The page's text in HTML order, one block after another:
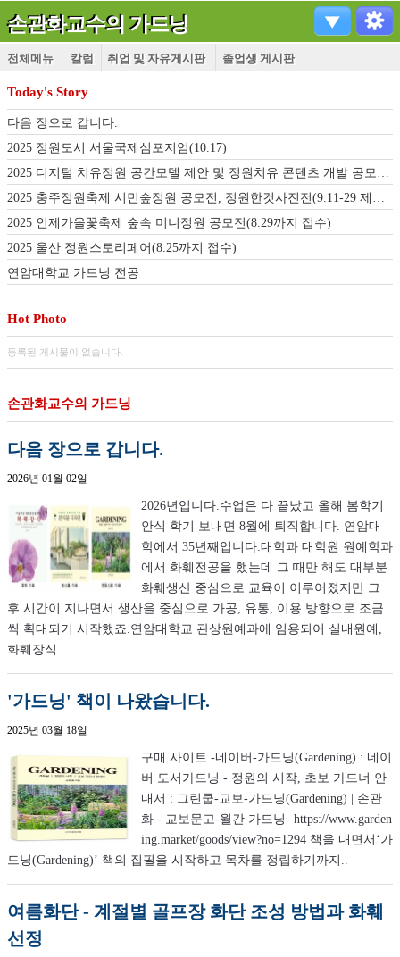
손관화교수의 가드닝
전체메뉴 칼럼 취업 및 자유게시판 졸업생 게시판
Today's Story
다음 장으로 갑니다.
2025 정원도시 서울국제심포지엄(10.17)
2025 디지털 치유정원 공간모델 제안 및 정원치유 콘텐츠 개발 공모전(9.22-10.19)
2025 충주정원축제 시민숲정원 공모전, 정원한컷사진전(9.11-29 제출기간 연장)
2025 인제가을꽃축제 숲속 미니정원 공모전(8.29까지 접수)
2025 울산 정원스토리페어(8.25까지 접수)
연암대학교 가드닝 전공
Hot Photo
등록된 게시물이 없습니다.
손관화교수의 가드닝
다음 장으로 갑니다.
2026년 01월 02일
2026년입니다.수업은 다 끝났고 올해 봄학기
안식 학기 보내면 8월에 퇴직합니다. 연암대
학에서 35년째입니다.대학과 대학원 원예학과
에서 화훼전공을 했는데 그 때만 해도 대부분
화훼생산 중심으로 교육이 이루어졌지만 그
후 시간이 지나면서 생산을 중심으로 가공, 유통, 이용 방향으로 조금
씩 확대되기 시작했죠.연암대학교 관상원예과에 임용되어 실내원예,
화훼장식..
'가드닝' 책이 나왔습니다.
2025년 03월 18일
구매 사이트 -네이버-가드닝(Gardening) : 네이
버 도서가드닝 - 정원의 시작, 초보 가드너 안
내서 : 그린쿱-교보-가드닝(Gardening) | 손관
화 - 교보문고-월간 가드닝- https://www.garden
ing.market/goods/view?no=1294 책을 내면서‘가
드닝(Gardening)’ 책의 집필을 시작하고 목차를 정립하기까지..
여름화단 - 계절별 골프장 화단 조성 방법과 화훼
선정